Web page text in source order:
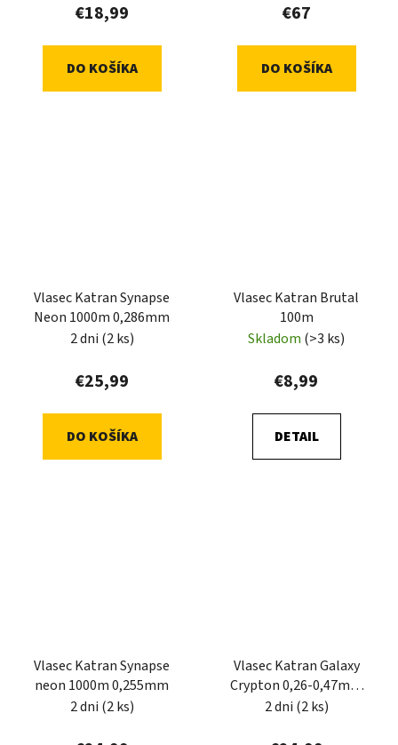
€18,99
DO KOŠÍKA
€67
DO KOŠÍKA
Vlasec Katran Synapse
Neon 1000m 0,286mm
2 dni (2 ks)
€25,99
DO KOŠÍKA
Vlasec Katran Brutal
100m
Skladom (>3 ks)
€8,99
DETAIL
Vlasec Katran Synapse
neon 1000m 0,255mm
2 dni (2 ks)
Vlasec Katran Galaxy
Crypton 0,26-0,47mm
10x12m
2 dni (2 ks)